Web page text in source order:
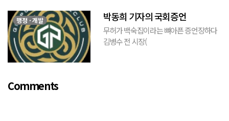
이 하...
행정 · 개발 박동희 기자의 국회증언
무허가 백숙집이라는 뼈아픈 증언장하다
김병수 전 시장(
Comments